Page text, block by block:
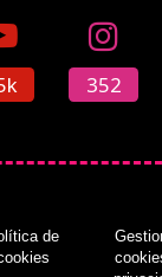
352
de